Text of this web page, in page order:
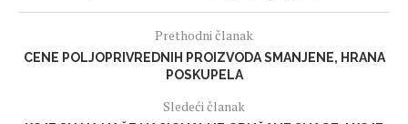
Prethodni članak
CENE POLJOPRIVREDNIH PROIZVODA SMANJENE, HRANA
POSKUPELA
Sledeći članak